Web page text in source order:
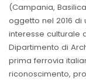
(Campania,
oggetto nel 2016
interesse culturale
Dipartimento di
prima ferrovia
riconoscimento,